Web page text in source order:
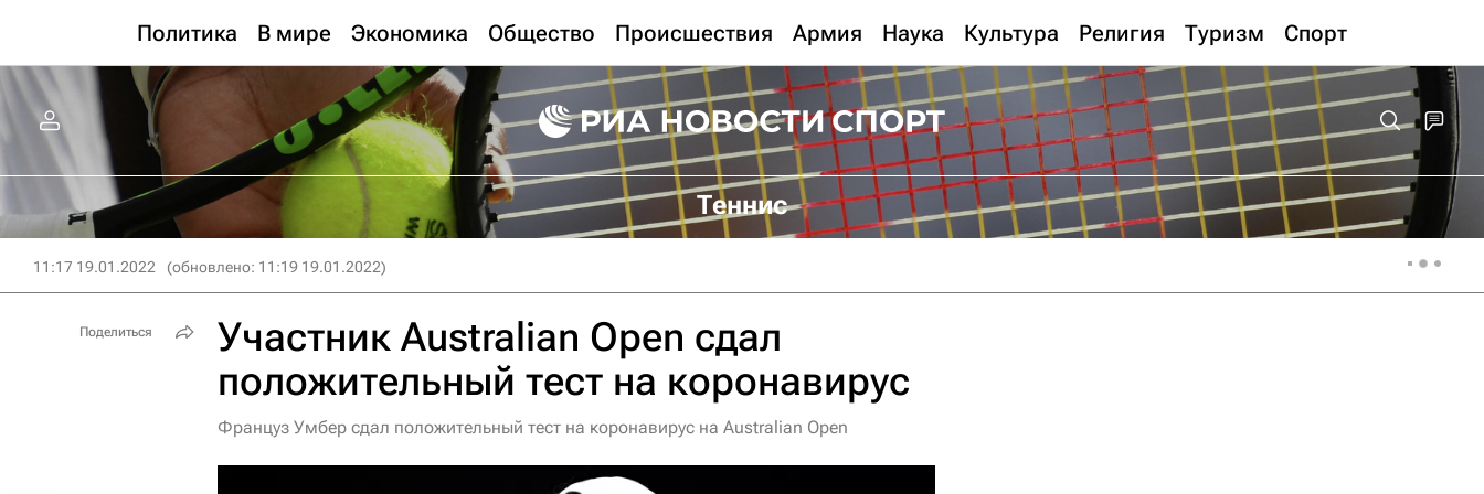
Политика В мире Экономика Общество Происшествия Армия Наука Культура Религия Туризм Спорт
Теннис
11:17 19.01.2022 (обновлено: 11:19 19.01.2022)
Участник Australian Open сдал
положительный тест на коронавирус
Француз Умбер сдал положительный тест на коронавирус на Australian Open
Поделиться